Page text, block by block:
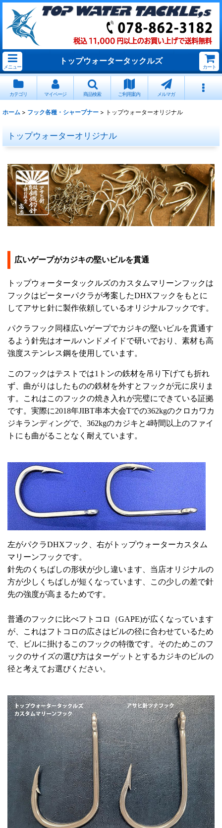
メニュー
トップウォータータックルズ
カート
カテゴリ マイページ 商品検索 ご利用案内 メルマガ
ホーム > フック各種・シャープナー > トップウォーターオリジナル
トップウォーターオリジナル
広いゲープがカジキの堅いビルを貫通
トップウォータータックルズのカスタムマリーンフックは
フックはピーターパクラが考案したDHXフックをもとに
してアサヒ針に製作依頼しているオリジナルフックです。
パクラフック同様広いゲープでカジキの堅いビルを貫通す
るよう針先はオールハンドメイドで研いでおり、素材も高
強度ステンレス鋼を使用しています。
このフックはテストでは1トンの鉄材を吊り下げても折れ
ず、曲がりはしたものの鉄材を外すとフックが元に戻りま
す。これはこのフックの焼き入れが完璧にできている証拠
です。実際に2018年JIBT串本大会Tでの362kgのクロカワカ
ジキランディングで、362kgのカジキと4時間以上のファイ
トにも曲がることなく耐えています。
左がパクラDHXフック、右がトップウォーターカスタム
マリーンフックです。
針先のくちばしの形状が少し違います、当店オリジナルの
方が少しくちばしが短くなっています、この少しの差で針
先の強度が高まるためです。
普通のフックに比べフトコロ（GAPE)が広くなっています
が、これはフトコロの広さはビルの径に合わせているため
で、ビルに掛けるこのフックの特徴です。そのためこのフ
ックのサイズの選び方はターゲットとするカジキのビルの
径と考えてお選びください。